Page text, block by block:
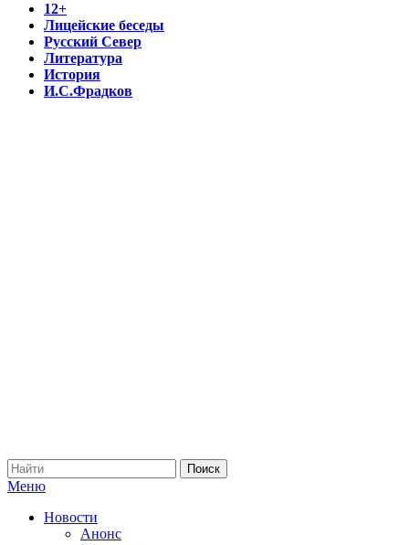
12+
Лицейские беседы
Русский Север
Литература
История
И.С.Фрадков
Меню
Новости
Анонс